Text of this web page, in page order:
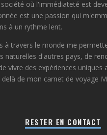
où l'immédiateté est
est une passion qui
à un rythme lent.
à travers le monde me
naturelles d'autres pays, de
vivre des expériences uniques
de mon carnet de voyage
RESTER EN CONTACT